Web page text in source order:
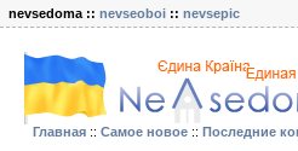
nevsedoma :: nevseoboi :: nevsepic
Главная :: Самое новое :: Последние